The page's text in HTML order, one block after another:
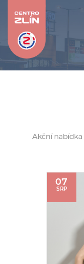
Akční nabídka
07
SRP